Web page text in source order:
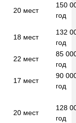
20 мест
150
год
18 мест
132
год
22 мест
85
год
17 мест
90
год
20 мест
128
год